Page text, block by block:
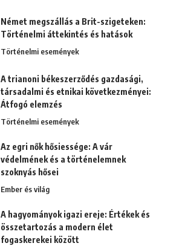
Német megszállás a Brit-szigeteken:
Történelmi áttekintés és hatások
Történelmi események
A trianoni békeszerződés gazdasági,
társadalmi és etnikai következményei:
Átfogó elemzés
Történelmi események
Az egri nők hősiessége: A vár
védelmének és a történelemnek
szoknyás hősei
Ember és világ
A hagyományok igazi ereje: Értékek és
összetartozás a modern élet
fogaskerekei között